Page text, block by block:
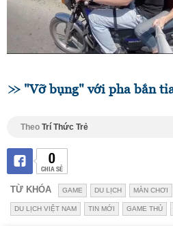
"Vỡ bụng" với pha bắn
Theo Trí Thức Trẻ
0
CHIA SẺ
TỪ KHÓA GAME DU LỊCH MÀN CHƠI
DU LỊCH VIỆT NAM TIN MỚI GAME THỦ